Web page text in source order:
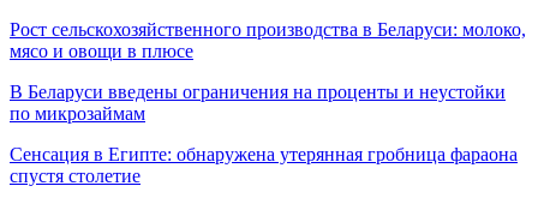
Рост сельскохозяйственного производства в Беларуси: молоко,
мясо и овощи в плюсе
В Беларуси введены ограничения на проценты и неустойки
по микрозаймам
Сенсация в Египте: обнаружена утерянная гробница фараона
спустя столетие